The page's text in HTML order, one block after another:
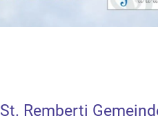
St. Remberti